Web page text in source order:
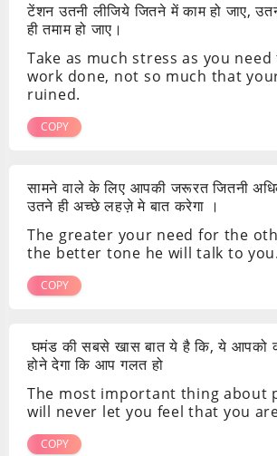
टेंशन उतनी लीजिये जितने में काम हो जाए,
ही तमाम हो जाए।
Take as much stress as you
work done, not so much that
ruined.
COPY
सामने वाले के लिए आपकी जरूरत जितनी
उतने ही अच्छे लहज़े मे बात करेगा ।
The greater your need for the
the better tone he will talk to you.
COPY
घमंड की सबसे खास बात ये है कि, ये आपको
होने देगा कि आप गलत हो
The most important thing about
will never let you feel that you
COPY